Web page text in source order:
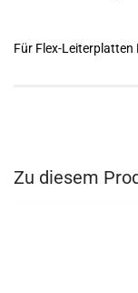
Für Flex-Leiterplatten
Zu diesem